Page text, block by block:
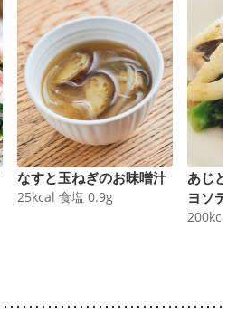
なすと玉ねぎのお味噌汁
25kcal 食塩 0.9g
あじと
ヨソテ
200kcal